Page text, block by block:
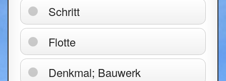
Schritt
Flotte
Denkmal; Bauwerk